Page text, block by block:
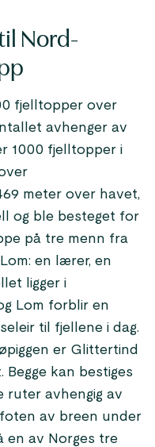
Nord-
fjelltopper over
avhenger av
1000 fjelltopper i
meter over havet,
og ble besteget for
på tre menn fra
en lærer, en
ligger i
Lom forblir en
til fjellene i dag.
er Glittertind
kan bestiges
ruter avhengig av
av breen under
en av Norges tre